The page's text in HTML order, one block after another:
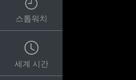
스톱워치
세계 시간